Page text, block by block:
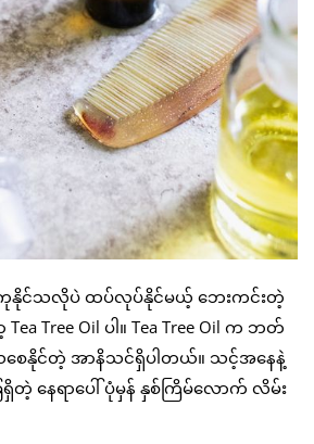
နိုင်သလိုပဲ ထပ်လုပ်နိုင်မယ့် ဘေးကင်းတဲ့
Tree Oil ပါ။ Tea Tree Oil က ဘတ်
စေနိုင်တဲ့ အာနိသင်ရှိပါတယ်။ သင့်အနေနဲ့
ရှိတဲ့ နေရာပေါ် ပုံမှန် နှစ်ကြိမ်လောက် လိမ်း